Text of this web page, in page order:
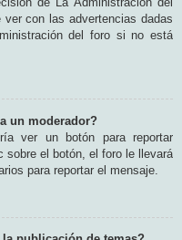
con las advertencias dadas
del foro si no está
un moderador?
ver un botón para reportar
sobre el botón, el foro le llevará
para reportar el mensaje.